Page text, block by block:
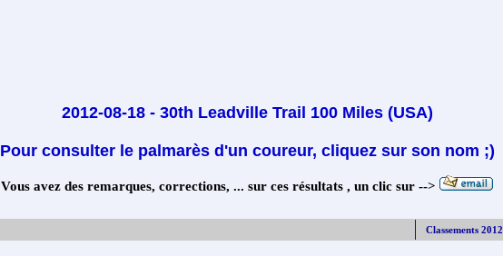
2012-08-18 - 30th Leadville Trail 100 Miles (USA)
Pour consulter le palmarès d'un coureur, cliquez sur son nom ;)
Vous avez des remarques, corrections, ... sur ces résultats , un clic sur -->
Classements 2012